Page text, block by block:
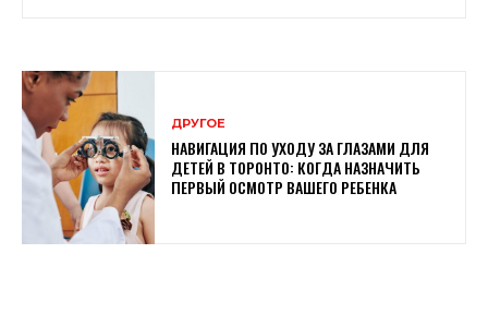
ДРУГОЕ
НАВИГАЦИЯ ПО УХОДУ ЗА ГЛАЗАМИ ДЛЯ
ДЕТЕЙ В ТОРОНТО: КОГДА НАЗНАЧИТЬ
ПЕРВЫЙ ОСМОТР ВАШЕГО РЕБЕНКА